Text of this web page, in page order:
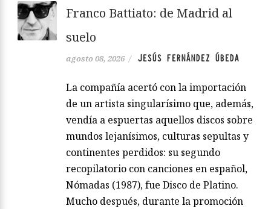
Franco Battiato: de Madrid al
suelo
agosto 08, 2026 / JESÚS FERNÁNDEZ ÚBEDA
La compañía acertó con la importación
de un artista singularísimo que, además,
vendía a espuertas aquellos discos sobre
mundos lejanísimos, culturas sepultas y
continentes perdidos: su segundo
recopilatorio con canciones en español,
Nómadas (1987), fue Disco de Platino.
Mucho después, durante la promoción